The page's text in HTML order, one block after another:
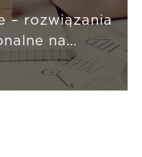
– rozwiązania
na